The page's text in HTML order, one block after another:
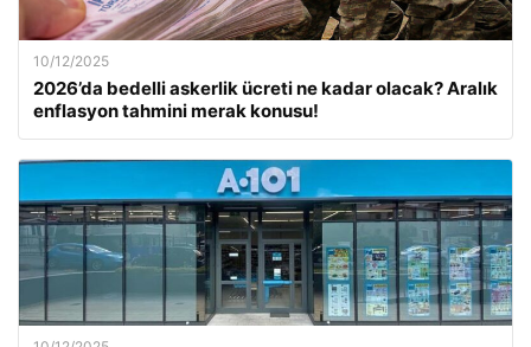
10/12/2025
2026’da bedelli askerlik ücreti ne kadar olacak? Aralık
enflasyon tahmini merak konusu!